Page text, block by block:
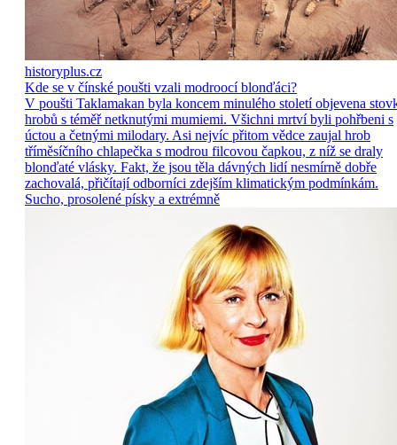
historyplus.cz
Kde se v čínské poušti vzali modroocí blonďáci?
V poušti Taklamakan byla koncem minulého století objevena
hrobů s téměř netknutými mumiemi. Všichni mrtví byli pohřbeni s
úctou a četnými milodary. Asi nejvíc přitom vědce zaujal hrob
tříměsíčního chlapečka s modrou filcovou čapkou, z níž se draly
blonďaté vlásky. Fakt, že jsou těla dávných lidí nesmírně dobře
zachovalá, přičítají odborníci zdejším klimatickým podmínkám.
Sucho, prosolené písky a extrémně